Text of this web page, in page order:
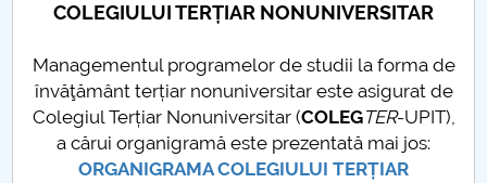
Centrul de Management al Proiectelor
Board of Administration
Nr. de telefon si adrese Facultăți
Admission
COLEGIULUI TERȚIAR NONUNIVERSITAR
Managementul programelor de studii la forma de
învăţământ terțiar nonuniversitar este asigurat de
Colegiul Terțiar Nonuniversitar (COLEGTER-UPIT),
a cărui organigramă este prezentată mai jos:
ORGANIGRAMA COLEGIULUI TERȚIAR